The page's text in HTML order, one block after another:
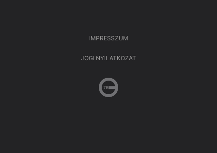
IMPRESSZUM
JOGI NYILATKOZAT